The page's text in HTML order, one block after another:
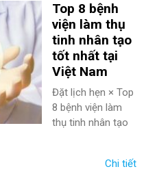
Top 8 bệnh
viện làm thụ
tinh nhân tạo
tốt nhất tại
Việt Nam
Đặt lịch hẹn × Top
8 bệnh viện làm
thụ tinh nhân tạo
Chi tiết